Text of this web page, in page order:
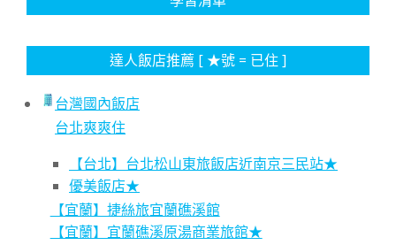
達人飯店推薦 [ ★號 = 已住 ]
台灣國內飯店
台北爽爽住
【台北】台北松山東旅飯店近南京三民站★
優美飯店★
【宜蘭】捷絲旅宜蘭礁溪館
【宜蘭】宜蘭礁溪原湯商業旅館★